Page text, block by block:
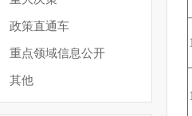
政策直通车
重点领域信息公开
其他